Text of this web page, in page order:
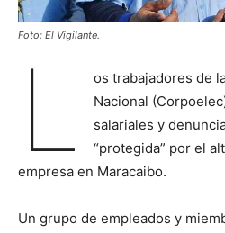
Foto: El Vigilante.
L
os trabajadores de
Nacional
salariales y
“protegida” por el
empresa en Maracaibo.
Un grupo de empleados y